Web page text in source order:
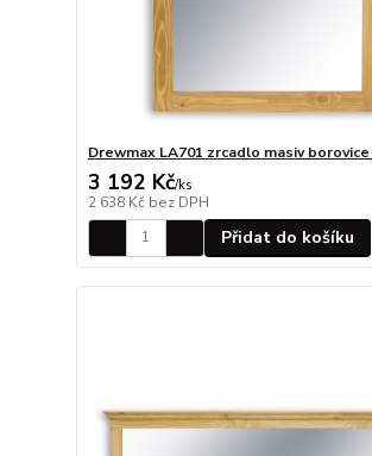
Drewmax LA701 zrcadlo masiv
3 192 Kč/ks
2 638 Kč bez DPH
Přidat do košíku